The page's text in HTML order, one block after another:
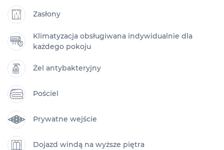
Zasłony
Klimatyzacja obsługiwana indywidualnie dla
każdego pokoju
Żel antybakteryjny
Pościel
Prywatne wejście
Dojazd windą na wyższe piętra